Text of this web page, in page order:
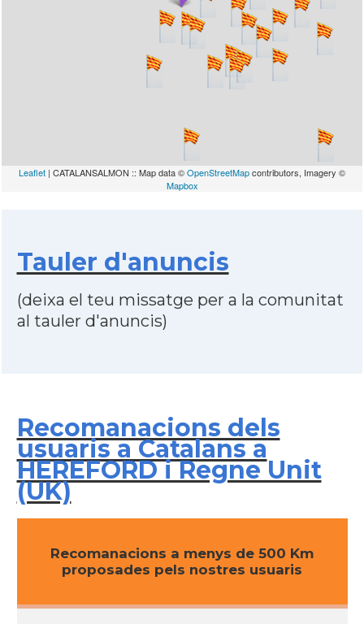
Leaflet | CATALANSALMON :: Map data ©OpenStreetMapcontributors, Imagery ©
Mapbox
Tauler d'anuncis
(deixa el teu missatge per a la comunitat
al tauler d'anuncis)
Recomanacions dels
usuaris a Catalans a
HEREFORD i Regne Unit
(UK)
Recomanacions a menys de 500 Km
proposades pels nostres usuaris